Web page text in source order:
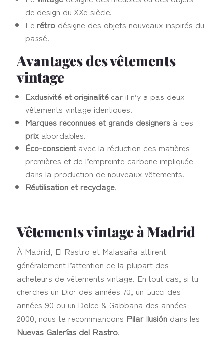
de design du XXe siècle.
Le rétrodésigne des objets nouveaux inspirés du
passé.
Avantages des vêtements
vintage
Exclusivité et originalitécar il n’y a pas deux
vêtements vintage identiques.
Marques reconnues et grands designersà des
prixabordables.
Éco-conscientavec la réduction des matières
premières et de l’empreinte carbone impliquée
dans la production de nouveaux vêtements.
Réutilisation et recyclage.
Vêtements vintage à Madrid
À Madrid, El Rastro et Malasaña attirent
généralement l’attention de la plupart des
acheteurs de vêtements vintage. En tout cas, si tu
cherches un Dior des années 70, un Gucci des
années 90 ou un Dolce & Gabbana des années
2000, nous te recommandons Pilar Ilusióndans les
Nuevas Galerías del Rastro.